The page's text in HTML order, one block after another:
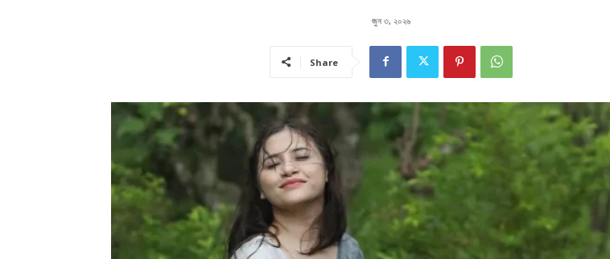
জুন ৩, ২০২৬
Share